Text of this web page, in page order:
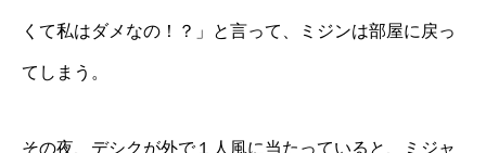
くて私はダメなの！？」と言って、ミジンは部屋に戻っ
てしまう。
その夜、デシクが外で１人風に当たっていると、ミジャ